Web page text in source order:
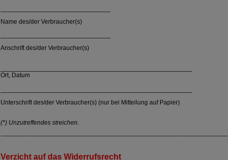
Name des/der Verbraucher(s)
Anschrift des/der Verbraucher(s)
Ort, Datum
Unterschrift des/der Verbraucher(s) (nur bei Mitteilung auf Papier)
(*) Unzutreffendes streichen.
Verzicht auf das Widerrufsrecht